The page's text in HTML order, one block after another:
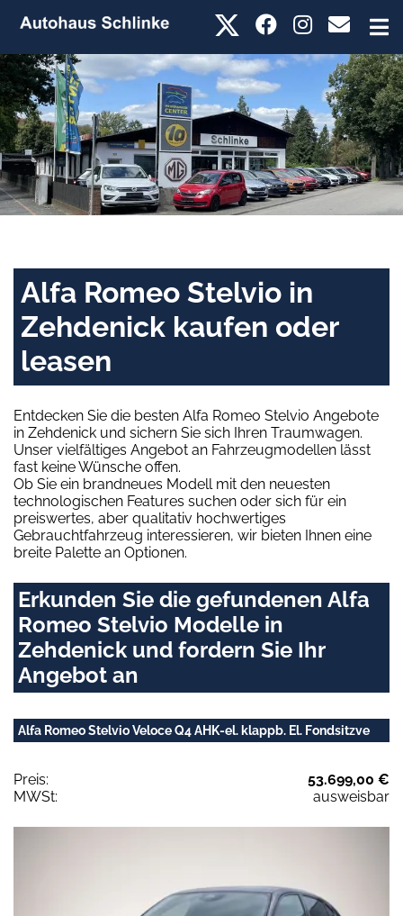
Alfa Romeo Stelvio in
Zehdenick kaufen oder
leasen
Entdecken Sie die besten Alfa Romeo Stelvio Angebote
in Zehdenick und sichern Sie sich Ihren Traumwagen.
Unser vielfältiges Angebot an Fahrzeugmodellen lässt
fast keine Wünsche offen.
Ob Sie ein brandneues Modell mit den neuesten
technologischen Features suchen oder sich für ein
preiswertes, aber qualitativ hochwertiges
Gebrauchtfahrzeug interessieren, wir bieten Ihnen eine
breite Palette an Optionen.
Erkunden Sie die gefundenen Alfa
Romeo Stelvio Modelle in
Zehdenick und fordern Sie Ihr
Angebot an
Alfa Romeo Stelvio Veloce Q4 AHK-el. klappb. El. Fondsitzve
Preis:
53.699,00 €
MWSt:
ausweisbar